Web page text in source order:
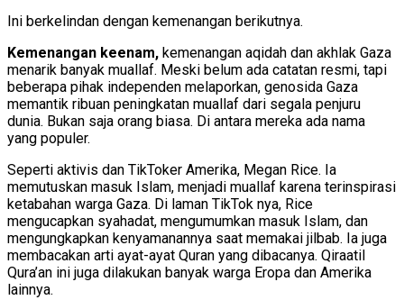
Ini berkelindan dengan kemenangan berikutnya.
Kemenangan keenam, kemenangan aqidah dan akhlak Gaza
menarik banyak muallaf. Meski belum ada catatan resmi, tapi
beberapa pihak independen melaporkan, genosida Gaza
memantik ribuan peningkatan muallaf dari segala penjuru
dunia. Bukan saja orang biasa. Di antara mereka ada nama
yang populer.
Seperti aktivis dan TikToker Amerika, Megan Rice. Ia
memutuskan masuk Islam, menjadi muallaf karena terinspirasi
ketabahan warga Gaza. Di laman TikTok nya, Rice
mengucapkan syahadat, mengumumkan masuk Islam, dan
mengungkapkan kenyamanannya saat memakai jilbab. Ia juga
membacakan arti ayat-ayat Quran yang dibacanya. Qiraatil
Qura’an ini juga dilakukan banyak warga Eropa dan Amerika
lainnya.